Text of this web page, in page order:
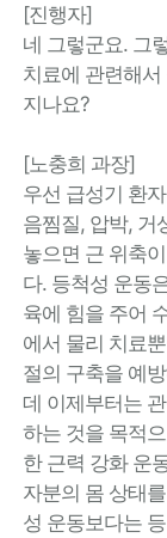
[진행자]
네 그렇군요. 그
치료에 관련해
지나요?
[노충희 과장]
우선 급성기 환
음찜질, 압박, 거
놓으면 근 위축
다. 등척성 운동
육에 힘을 주어
에서 물리 치료
절의 구축을 예
데 이제부터는
하는 것을 목적
한 근력 강화 운
자분의 몸 상태
성 운동보다는